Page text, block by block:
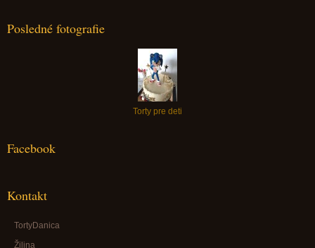
Posledné fotografie
Torty pre deti
Facebook
Kontakt
TortyDanica
Žilina